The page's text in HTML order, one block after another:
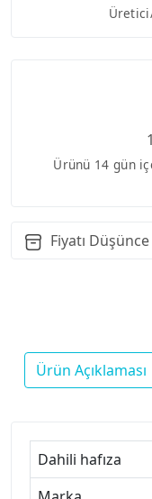
Ürünü 14 gün
Fiyatı
Ürün Açıklaması
Dahili hafıza